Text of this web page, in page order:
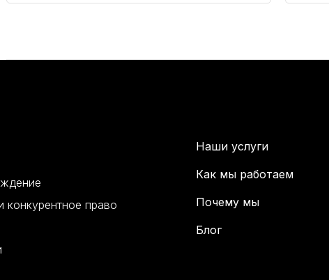
конкурентное право
Наши услуги
Как мы работаем
Почему мы
Блог